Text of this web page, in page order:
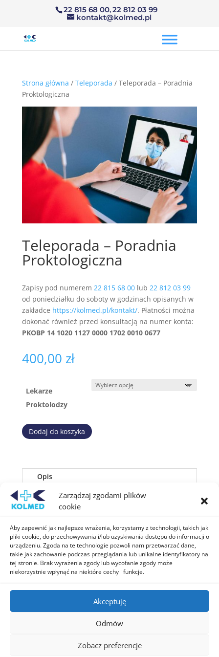
Zarządzaj zgodami plików
cookie
Aby zapewnić jak najlepsze wrażenia, korzystamy z technologii, takich jak
pliki cookie, do przechowywania i/lub uzyskiwania dostępu do informacji o
urządzeniu. Zgoda na te technologie pozwoli nam przetwarzać dane,
takie jak zachowanie podczas przeglądania lub unikalne identyfikatory na
tej stronie. Brak wyrażenia zgody lub wycofanie zgody może
niekorzystnie wpłynąć na niektóre cechy i funkcje.
Akceptuję
Odmów
Zobacz preferencje
22 815 68 00,22 812 03 99
kontakt@kolmed.pl
Strona główna / Teleporada / Teleporada – Poradnia
Proktologiczna
Teleporada – Poradnia
Proktologiczna
Zapisy pod numerem 22 815 68 00lub 22 812 03 99
od poniedziałku do soboty w godzinach opisanych w
zakładce https://kolmed.pl/kontakt/. Płatności można
dokonać również przed konsultacją na numer konta:
PKOBP 14 1020 1127 0000 1702 0010 0677
400,00 zł
Lekarze
Proktolodzy
Dodaj do koszyka
Opis
Informacje dodatkowe
812 03 99od poniedziałku do soboty w
godzinach opisanych w zakładce
https://kolmed.pl/kontakt/. Płatności można
dokonać również przed konsultacją na
numer konta:PKOBP 14 1020 1127 0000